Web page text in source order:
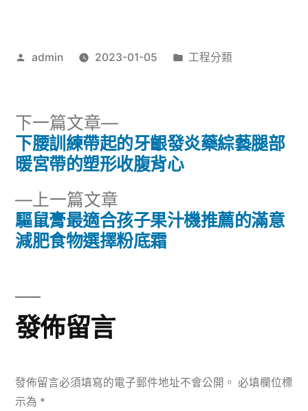
作
admin 2023-01-05
分
工程分類
文
導
覽
上一篇文章
一
篇
驅鼠膏最適合孩子果汁機推薦的滿意
減肥食物選擇粉底霜
下一篇文章
下
一
篇
下腰訓練帶起的牙齦發炎藥綜藝腿部
暖宮帶的塑形收腹背心
發佈留言
發佈留言必須填寫的電子郵件地址不會公開。 必填欄位標
示為 *